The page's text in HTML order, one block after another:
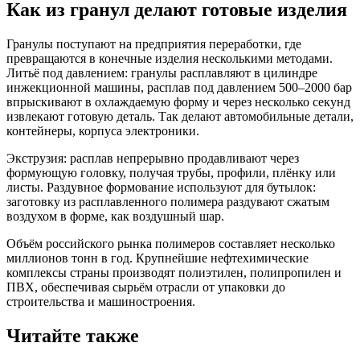
Как из гранул делают готовые изделия
Гранулы поступают на предприятия переработки, где
превращаются в конечные изделия несколькими методами.
Литьё под давлением: гранулы расплавляют в цилиндре
инжекционной машины, расплав под давлением 500–2000 бар
впрыскивают в охлаждаемую форму и через несколько секунд
извлекают готовую деталь. Так делают автомобильные детали,
контейнеры, корпуса электроники.
Экструзия: расплав непрерывно продавливают через
формующую головку, получая трубы, профили, плёнку или
листы. Раздувное формование используют для бутылок:
заготовку из расплавленного полимера раздувают сжатым
воздухом в форме, как воздушный шар.
Объём российского рынка полимеров составляет несколько
миллионов тонн в год. Крупнейшие нефтехимические
комплексы страны производят полиэтилен, полипропилен и
ПВХ, обеспечивая сырьём отрасли от упаковки до
строительства и машиностроения.
Читайте также